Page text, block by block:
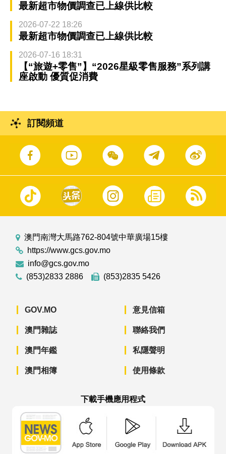
最新超市物價調查已上線供比較
2026-07-22 18:26
最新超市物價調查已上線供比較
2026-07-16 18:31
【“旅遊+零售”】“2026星級零售服務”系列講
座啟動 優質促消費
訂閱頻道
澳門南灣大馬路762-804號中華廣場15樓
https://www.gcs.gov.mo
info@gcs.gov.mo
(853)2833 2886
(853)2835 5426
GOV.MO
澳門雜誌
澳門年鑑
澳門相簿
意見信箱
聯絡我們
私隱聲明
使用條款
下載手機應用程式